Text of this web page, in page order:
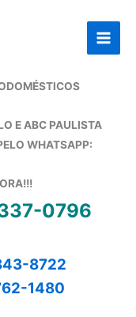
E ABC PAULISTA
WHATSAPP:
0796
8722
1480